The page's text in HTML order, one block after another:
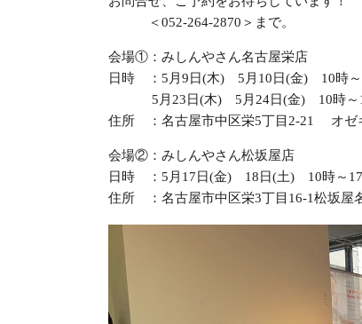
＜052-264-2870＞まで。
会場①：みしんやさん名古屋栄店
日時 ：5月9日(木) 5月10日(金) 10時～
5月23日(木) 5月24日(金) 10時～
住所 ：名古屋市中区栄5丁目2-21 オゼ
会場②：みしんやさん松坂屋店
日時 ：5月17日(金) 18日(土) 10時
住所 ：名古屋市中区栄3丁目16-1松坂屋